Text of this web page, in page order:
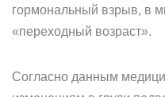
гормональный взрыв, в
«переходный возраст».
Согласно данным